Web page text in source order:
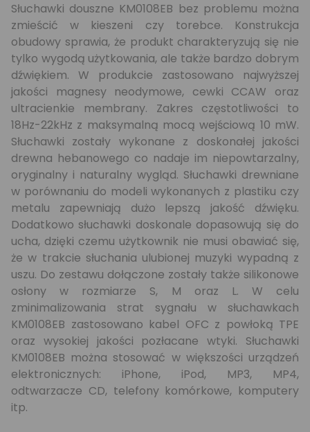
Słuchawki douszne KM0108EB bez problemu można
zmieścić w kieszeni czy torebce. Konstrukcja
obudowy sprawia, że produkt charakteryzują się nie
tylko wygodą użytkowania, ale także bardzo dobrym
dźwiękiem. W produkcie zastosowano najwyższej
jakości magnesy neodymowe, cewki CCAW oraz
ultracienkie membrany. Zakres częstotliwości to
18Hz-22kHz z maksymalną mocą wejściową 10 mW.
Słuchawki zostały wykonane z doskonałej jakości
drewna hebanowego co nadaje im niepowtarzalny,
oryginalny i naturalny wygląd. Słuchawki drewniane
w porównaniu do modeli wykonanych z plastiku czy
metalu zapewniają dużo lepszą jakość dźwięku.
Dodatkowo słuchawki doskonale dopasowują się do
ucha, dzięki czemu użytkownik nie musi obawiać się,
że w trakcie słuchania ulubionej muzyki wypadną z
uszu. Do zestawu dołączone zostały także silikonowe
osłony w rozmiarze S, M oraz L. W celu
zminimalizowania strat sygnału w słuchawkach
KM0108EB zastosowano kabel OFC z powłoką TPE
oraz wysokiej jakości pozłacane wtyki. Słuchawki
KM0108EB można stosować w większości urządzeń
elektronicznych: iPhone, iPod, MP3, MP4,
odtwarzacze CD, telefony komórkowe, komputery
itp.